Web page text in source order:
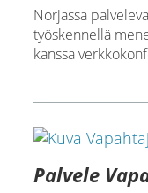
Norjassa
työskennellä
kanssa
Palvele